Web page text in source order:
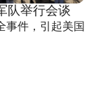
队举行会谈
事件，引起美国